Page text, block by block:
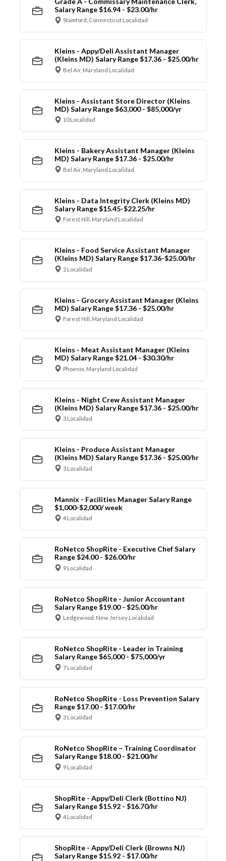
Salary Range $16.94 - $23.00/hr
Stamford, Connecticut Localidad
Kleins - Appy/Deli Assistant Manager
(Kleins MD) Salary Range $17.36 - $25.00/hr
Bel Air, Maryland Localidad
Kleins - Assistant Store Director (Kleins
MD) Salary Range $63,000 - $85,000/yr
10 Localidad
Kleins - Bakery Assistant Manager (Kleins
MD) Salary Range $17.36 - $25.00/hr
Bel Air, Maryland Localidad
Kleins - Data Integrity Clerk (Kleins MD)
Salary Range $15.45-$22.25/hr
Forest Hill, Maryland Localidad
Kleins - Food Service Assistant Manager
(Kleins MD) Salary Range $17.36-$25.00/hr
2 Localidad
Kleins - Grocery Assistant Manager (Kleins
MD) Salary Range $17.36 - $25.00/hr
Forest Hill, Maryland Localidad
Kleins - Meat Assistant Manager (Kleins
MD) Salary Range $21.04 - $30.30/hr
Phoenix, Maryland Localidad
Kleins - Night Crew Assistant Manager
(Kleins MD) Salary Range $17.36 - $25.00/hr
3 Localidad
Kleins - Produce Assistant Manager
(Kleins MD) Salary Range $17.36 - $25.00/hr
3 Localidad
Mannix - Facilities Manager Salary Range
$1,000-$2,000/ week
4 Localidad
RoNetco ShopRite - Executive Chef Salary
Range $24.00 - $26.00/hr
9 Localidad
RoNetco ShopRite - Junior Accountant
Salary Range $19.00 - $25.00/hr
Ledgewood, New Jersey Localidad
RoNetco ShopRite - Leader in Training
Salary Range $65,000 - $75,000/yr
7 Localidad
RoNetco ShopRite - Loss Prevention Salary
Range $17.00 - $17.00/hr
3 Localidad
RoNetco ShopRite – Training Coordinator
Salary Range $18.00 - $21.00/hr
9 Localidad
ShopRite - Appy/Deli Clerk (Bottino NJ)
Salary Range $15.92 - $16.70/hr
4 Localidad
ShopRite - Appy/Deli Clerk (Browns NJ)
Salary Range $15.92 - $17.00/hr